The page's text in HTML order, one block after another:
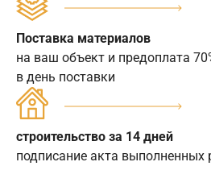
Поставка материалов
на ваш объект и предоплата
в день поставки
строительство за 14 дней
подписание акта выполненных